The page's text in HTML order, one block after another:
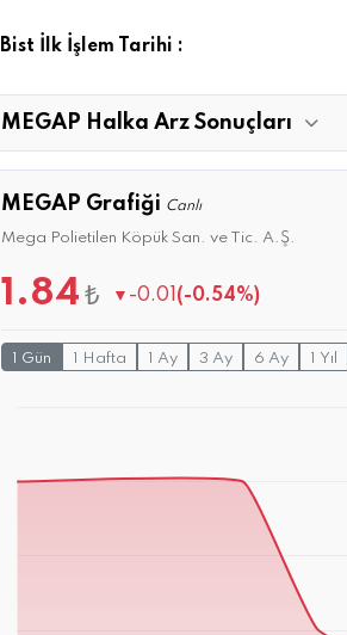
Bist İlk İşlem Tarihi :
MEGAP Halka Arz Sonuçları
MEGAP Grafiği Canlı
Mega Polietilen Köpük San. ve Tic. A.Ş.
1.84 ₺ ▼ -0.01 (-0.54%)
1 Gün 1 Hafta 1 Ay 3 Ay 6 Ay 1 Yıl